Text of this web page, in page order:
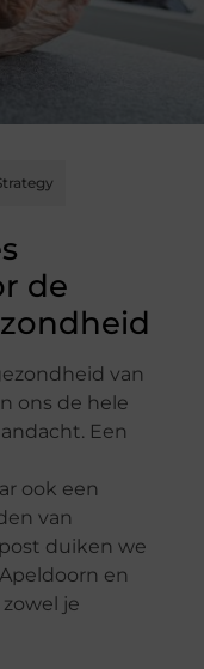
de
van
ons de hele
Een
ook een
van
duiken we
en
je